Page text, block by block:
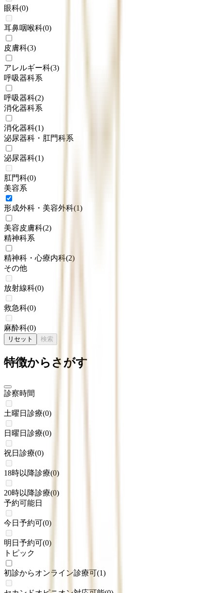
眼科(0)
耳鼻咽喉科(0)
皮膚科(3)
アレルギー科(3)
呼吸器科系
呼吸器科(2)
消化器科系
消化器科(1)
泌尿器科・肛門科系
泌尿器科(1)
肛門科(0)
美容系
形成外科・美容外科(1)
美容皮膚科(2)
精神科系
精神科・心療内科(2)
その他
放射線科(0)
救急科(0)
麻酔科(0)
リセット 検索
特徴からさがす
診察時間
土曜日診療(0)
日曜日診療(0)
祝日診療(0)
18時以降診療(0)
20時以降診療(0)
予約可能日
今日予約可(0)
明日予約可(0)
トピック
初診からオンライン診療可(1)